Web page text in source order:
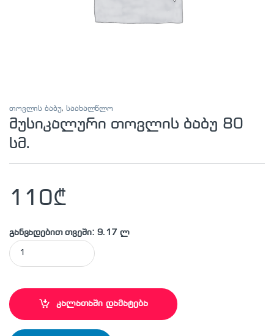
თოვლის ბაბუ,საახალწლო
მუსიკალური თოვლის ბაბუ 80
სმ.
110₾
განვადებით თვეში: 9.17 ლ
მუსიკალური თოვლის ბაბუ 80 სმ. quantity
კალათაში დამატება